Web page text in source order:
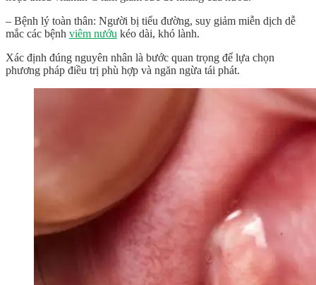
– Bệnh lý toàn thân: Người bị tiểu đường, suy giảm miễn dịch dễ
mắc các bệnh viêm nướu kéo dài, khó lành.
Xác định đúng nguyên nhân là bước quan trọng để lựa chọn
phương pháp điều trị phù hợp và ngăn ngừa tái phát.